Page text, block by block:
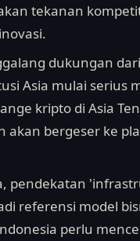
tekanan
dukungan
Asia mulai serius
kripto di Asia
akan bergeser ke
pendekatan
referensi model
perlu